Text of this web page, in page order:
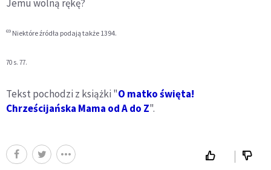
Jemu wolną rękę?
69 Niektóre źródła podają także 1394.
70 s. 77.
Tekst pochodzi z książki "O matko święta!
Chrześcijańska Mama od A do Z".